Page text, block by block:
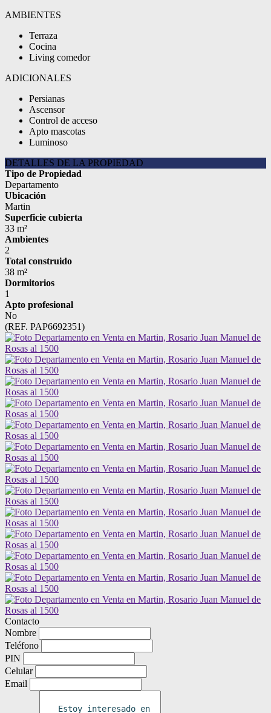
AMBIENTES
Terraza
Cocina
Living comedor
ADICIONALES
Persianas
Ascensor
Control de acceso
Apto mascotas
Luminoso
DETALLES DE LA PROPIEDAD
Tipo de Propiedad
Departamento
Ubicación
Martin
Superficie cubierta
33 m²
Ambientes
2
Total construido
38 m²
Dormitorios
1
Apto profesional
No
(REF. PAP6692351)
Contacto
Nombre
Teléfono
PIN
Celular
Email